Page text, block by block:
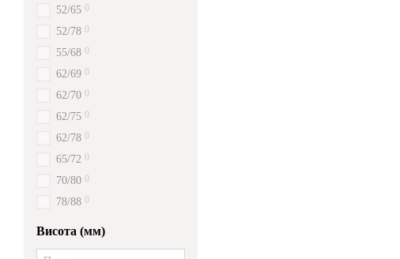
52/65 0
52/78 0
55/68 0
62/69 0
62/70 0
62/75 0
62/78 0
65/72 0
70/80 0
78/88 0
Висота (мм)